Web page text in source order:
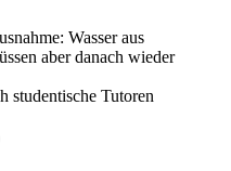
Wasser aus
aber danach wieder
studentische Tutoren